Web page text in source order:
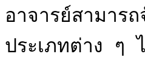
อาจารย์สามาร
ประเภทต่าง ๆ